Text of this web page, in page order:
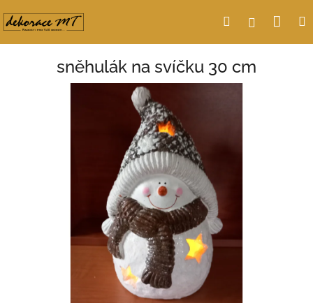
na
obsah
HledatPřihlášení
sněhulák na svíčku 30 cm